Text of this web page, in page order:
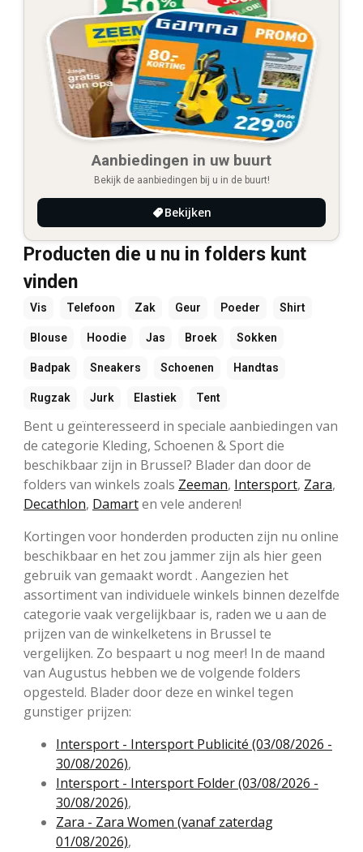
Aanbiedingen in uw buurt
Bekijk de aanbiedingen bij u in de buurt!
Bekijken
Producten die u nu in folders kunt
vinden
Vis Telefoon Zak Geur Poeder Shirt
Blouse Hoodie Jas Broek Sokken
Badpak Sneakers Schoenen Handtas
Rugzak Jurk Elastiek Tent
Bent u geïnteresseerd in speciale aanbiedingen van
de categorie Kleding, Schoenen & Sport die
beschikbaar zijn in Brussel? Blader dan door de
folders van winkels zoals Zeeman, Intersport, Zara,
Decathlon, Damarten vele anderen!
Kortingen voor honderden producten zijn nu online
beschikbaar en het zou jammer zijn als hier geen
gebruik van gemaakt wordt . Aangezien het
assortiment van individuele winkels binnen dezelfde
categorie vaak vergelijkbaar is, raden we u aan de
prijzen van de winkelketens in Brussel te
vergelijken. Zo bespaart u nog meer! In de maand
van Augustus hebben we de volgende folders
opgesteld. Blader door deze en winkel tegen
gunstiger prijzen:
Intersport - Intersport Publicité (03/08/2026 -
30/08/2026),
Intersport - Intersport Folder (03/08/2026 -
30/08/2026),
Zara - Zara Women (vanaf zaterdag
01/08/2026),